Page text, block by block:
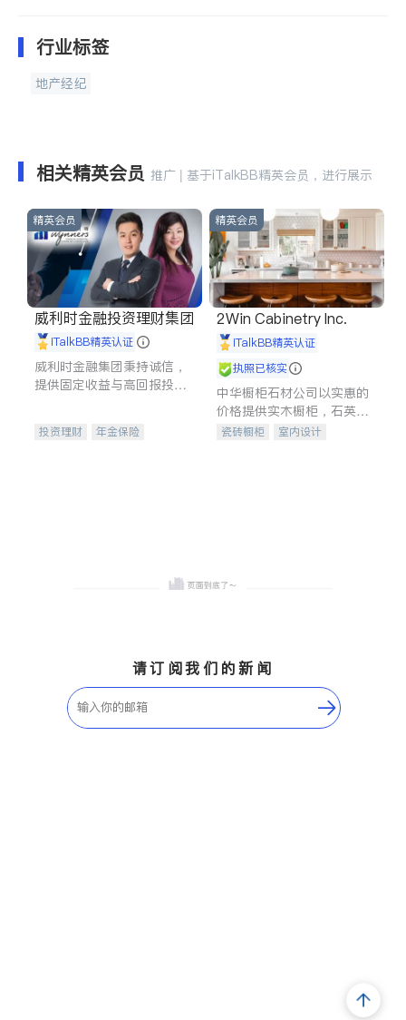
行业标签
地产经纪
相关精英会员 推广 | 基于iTalkBB精英会员，进行展示
精英会员
威利时金融投资理财集团
iTalkBB精英认证
威利时金融集团秉持诚信，
提供固定收益与高回报投资
合，助力客户实现目标
投资理财
年金保险
精英会员
2Win Cabinetry Inc.
iTalkBB精英认证
执照已核实
中华橱柜石材公司以实惠的
价格提供实木橱柜，石英石
台面，多种优质不锈钢水
瓷砖橱柜
室内设计
请订阅我们的新闻